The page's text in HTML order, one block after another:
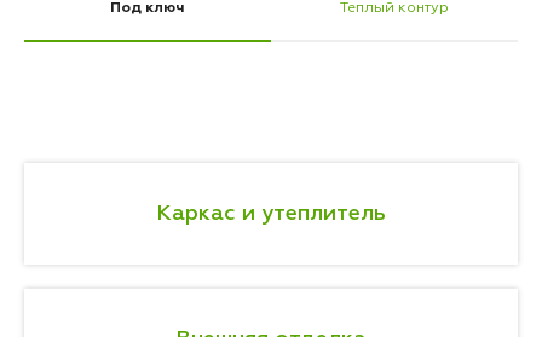
Под ключ Теплый контур
Каркас и утеплитель